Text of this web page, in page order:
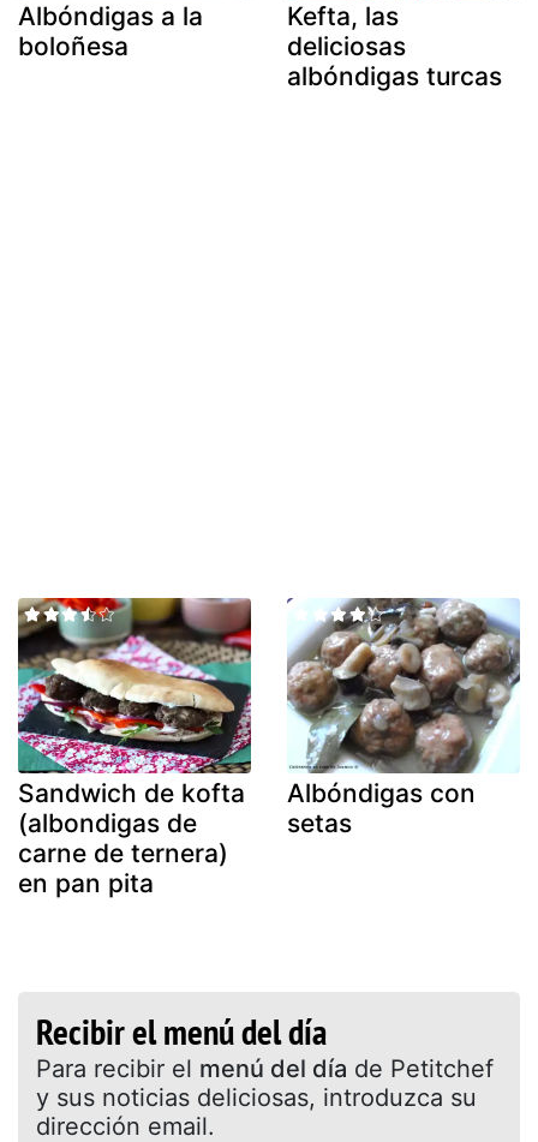
Albóndigas a la
boloñesa
Kefta, las
deliciosas
albóndigas turcas
Sandwich de kofta
(albondigas de
carne de ternera)
en pan pita
Albóndigas con
setas
Recibir el menú del día
Para recibir el menú del día de Petitchef
y sus noticias deliciosas, introduzca su
dirección email.